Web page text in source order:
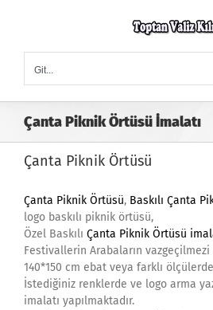
Git...
Çanta Piknik Örtüsü İmalatı
Çanta Piknik Örtüsü
Çanta Piknik Örtüsü, Baskılı Çanta
logo baskılı piknik örtüsü,
Özel Baskılı Çanta Piknik Örtüsü
Festivallerin Arabaların
140*150 cm ebat veya farklı
İstediğiniz renklerde ve logo arma
imalatı yapılmaktadır.